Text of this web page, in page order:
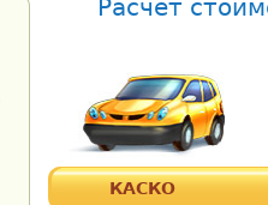
Расчет
КАСКО